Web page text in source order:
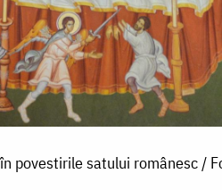
povestirile satului românesc /